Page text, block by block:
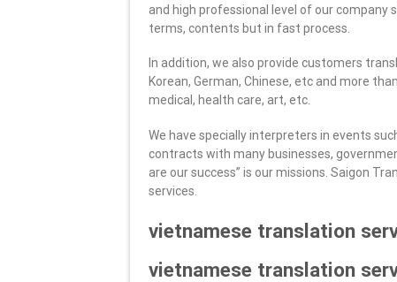
and high professional level of our
terms, contents but in fast process.
In addition, we also provide customers
Korean, German, Chinese, etc and more
medical, health care, art, etc.
We have specially interpreters in events
contracts with many businesses,
are our success” is our missions. Saigon
services.
vietnamese translation
vietnamese translation